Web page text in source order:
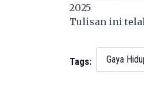
2025
Tulisan ini
Tags: Gaya